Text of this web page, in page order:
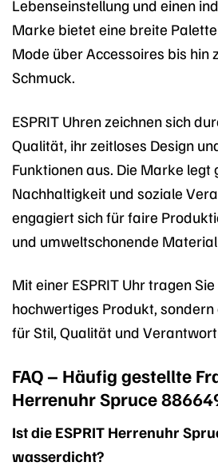
Lebenseinstellung und einen
Marke bietet eine breite
Mode über Accessoires bis hin
Schmuck.
ESPRIT Uhren zeichnen sich
Qualität, ihr zeitloses Design
Funktionen aus. Die Marke legt
Nachhaltigkeit und soziale
engagiert sich für faire
und umweltschonende
Mit einer ESPRIT Uhr tragen
hochwertiges Produkt,
für Stil, Qualität und
FAQ – Häufig gestellte
Herrenuhr Spruce
Ist die ESPRIT Herrenuhr
wasserdicht?